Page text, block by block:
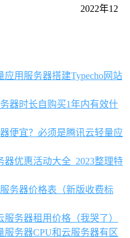
2022年12
应用服务器搭建Typecho网站
器时长自购买1年内有效什
便宜？必须是腾讯云轻量应
器优惠活动大全_2023整理特
务器价格表（新版收费标
服务器租用价格（我哭了）
服务器CPU和云服务器有区